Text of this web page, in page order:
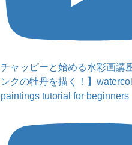
チャッピーと始める水彩画講
ンクの牡丹を描く！】
paintings tutorial for beginners